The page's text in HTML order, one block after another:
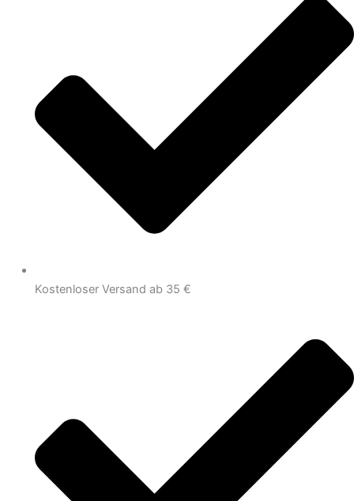
Kostenloser Versand ab 35 €